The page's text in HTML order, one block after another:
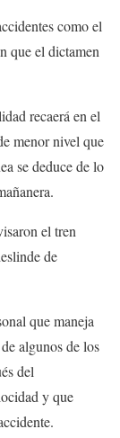
como el
que el dictamen
recaerá en el
menor nivel que
se deduce de lo
el tren
de
que maneja
algunos de los
del
y que